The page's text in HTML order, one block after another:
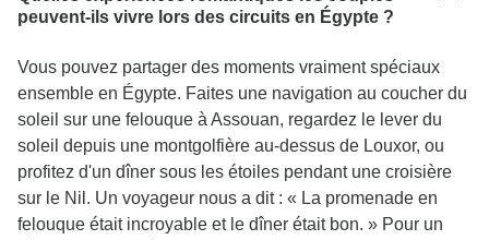
peuvent-ils vivre lors des circuits en Égypte ?
Vous pouvez partager des moments vraiment spéciaux
ensemble en Égypte. Faites une navigation au coucher du
soleil sur une felouque à Assouan, regardez le lever du
soleil depuis une montgolfière au-dessus de Louxor, ou
profitez d'un dîner sous les étoiles pendant une croisière
sur le Nil. Un voyageur nous a dit : « La promenade en
felouque était incroyable et le dîner était bon. » Pour un